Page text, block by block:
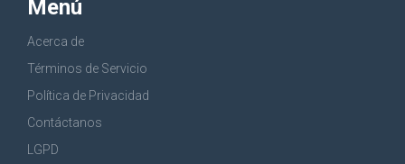
Menú
Acerca de
Términos de Servicio
Política de Privacidad
Contáctanos
LGPD